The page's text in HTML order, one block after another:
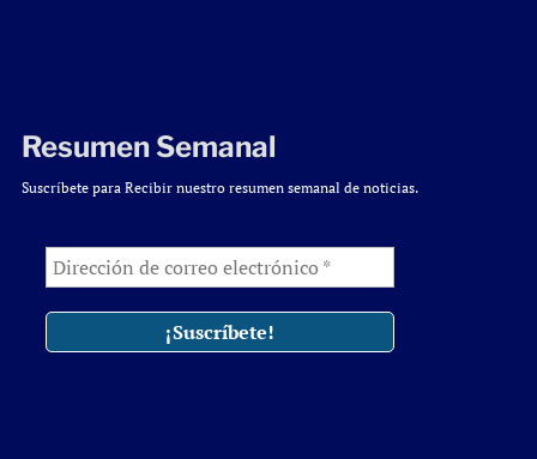
Resumen Semanal
Suscríbete para Recibir nuestro resumen semanal de noticias.